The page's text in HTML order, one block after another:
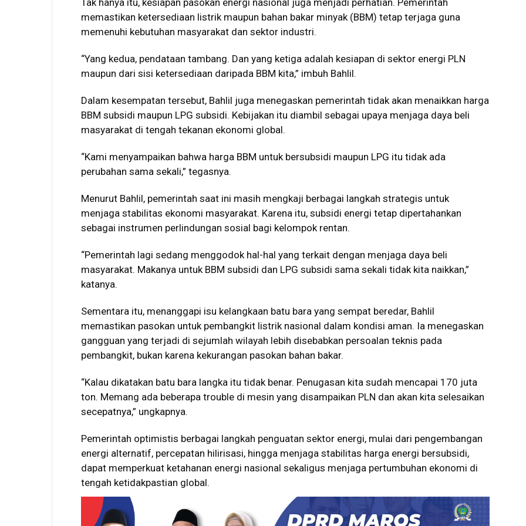
Tak hanya itu, kesiapan pasokan energi nasional juga menjadi perhatian. Pemerintah
memastikan ketersediaan listrik maupun bahan bakar minyak (BBM) tetap terjaga guna
memenuhi kebutuhan masyarakat dan sektor industri.
“Yang kedua, pendataan tambang. Dan yang ketiga adalah kesiapan di sektor energi PLN
maupun dari sisi ketersediaan daripada BBM kita,” imbuh Bahlil.
Dalam kesempatan tersebut, Bahlil juga menegaskan pemerintah tidak akan menaikkan harga
BBM subsidi maupun LPG subsidi. Kebijakan itu diambil sebagai upaya menjaga daya beli
masyarakat di tengah tekanan ekonomi global.
“Kami menyampaikan bahwa harga BBM untuk bersubsidi maupun LPG itu tidak ada
perubahan sama sekali,” tegasnya.
Menurut Bahlil, pemerintah saat ini masih mengkaji berbagai langkah strategis untuk
menjaga stabilitas ekonomi masyarakat. Karena itu, subsidi energi tetap dipertahankan
sebagai instrumen perlindungan sosial bagi kelompok rentan.
“Pemerintah lagi sedang menggodok hal-hal yang terkait dengan menjaga daya beli
masyarakat. Makanya untuk BBM subsidi dan LPG subsidi sama sekali tidak kita naikkan,”
katanya.
Sementara itu, menanggapi isu kelangkaan batu bara yang sempat beredar, Bahlil
memastikan pasokan untuk pembangkit listrik nasional dalam kondisi aman. Ia menegaskan
gangguan yang terjadi di sejumlah wilayah lebih disebabkan persoalan teknis pada
pembangkit, bukan karena kekurangan pasokan bahan bakar.
“Kalau dikatakan batu bara langka itu tidak benar. Penugasan kita sudah mencapai 170 juta
ton. Memang ada beberapa trouble di mesin yang disampaikan PLN dan akan kita selesaikan
secepatnya,” ungkapnya.
Pemerintah optimistis berbagai langkah penguatan sektor energi, mulai dari pengembangan
energi alternatif, percepatan hilirisasi, hingga menjaga stabilitas harga energi bersubsidi,
dapat memperkuat ketahanan energi nasional sekaligus menjaga pertumbuhan ekonomi di
tengah ketidakpastian global.